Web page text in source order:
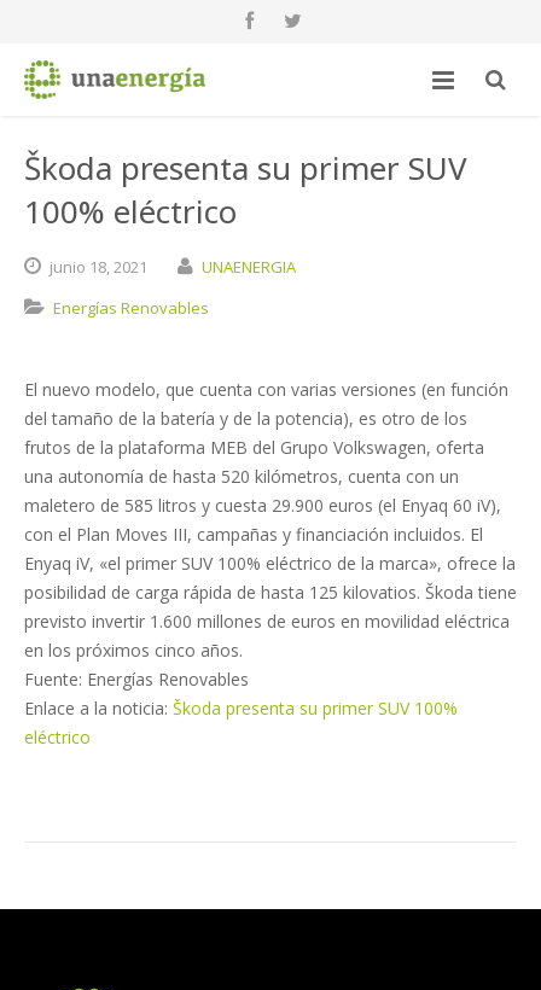
Škoda presenta su primer SUV
100% eléctrico
junio 18,2021
UNAENERGIA
Energías Renovables
El nuevo modelo, que cuenta con varias versiones (en función
del tamaño de la batería y de la potencia), es otro de los
frutos de la plataforma MEB del Grupo Volkswagen, oferta
una autonomía de hasta 520 kilómetros, cuenta con un
maletero de 585 litros y cuesta 29.900 euros (el Enyaq 60 iV),
con el Plan Moves III, campañas y financiación incluidos. El
Enyaq iV, «el primer SUV 100% eléctrico de la marca», ofrece la
posibilidad de carga rápida de hasta 125 kilovatios. Škoda tiene
previsto invertir 1.600 millones de euros en movilidad eléctrica
en los próximos cinco años.
Fuente: Energías Renovables
Enlace a la noticia: Škoda presenta su primer SUV 100%
eléctrico